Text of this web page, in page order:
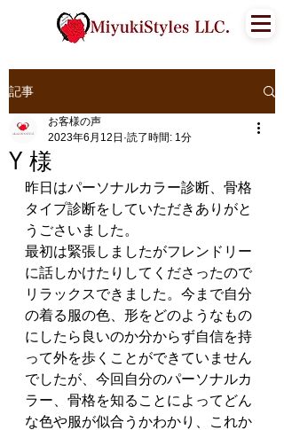
記事
Y 様
お客様の声
2023年6月12日 読了時間: 1分
昨日はパーソナルカラー診断、骨格
タイプ診断をしていただきありがと
うごさいました。
最初は緊張しましたがフレンドリー
に話しかけたりしてくださったので
リラックスできました。今まで自分
の着る服の色、形をどのようなもの
にしたら良いのか分からず自信を持
って外を歩くことができていません
でしたが、今回自分のパーソナルカ
ラー、骨格を知ることによってどん
な色や服が似合うかわかり、これか